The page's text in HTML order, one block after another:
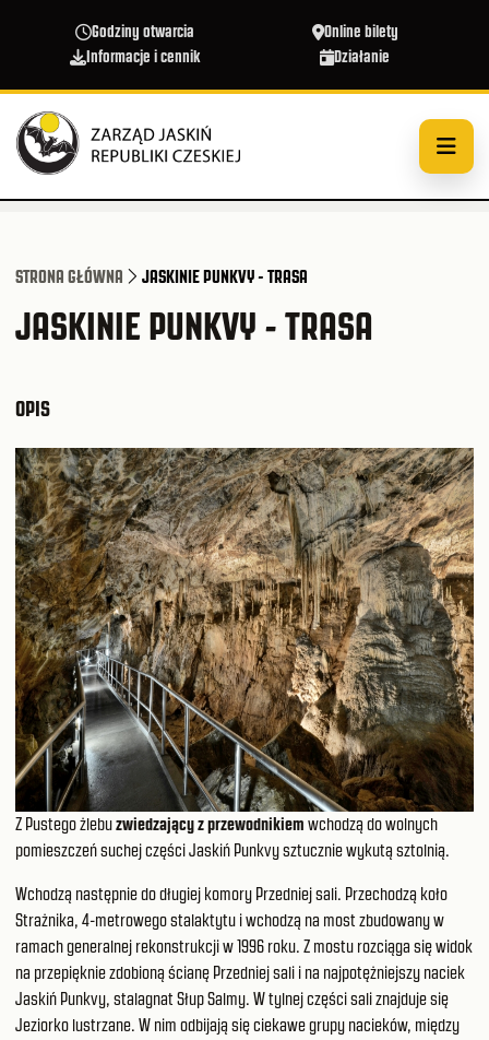
Godziny otwarcia
Online bilety
Informacje i cennik
Działanie
STRONA GŁÓWNA JASKINIE PUNKVY - TRASA
JASKINIE PUNKVY - TRASA
OPIS
Z Pustego żlebuzwiedzający z przewodnikiem wchodzą do wolnych
pomieszczeń suchej części Jaskiń Punkvy sztucznie wykutą sztolnią.
Wchodzą następnie do długiej komory Przedniej sali. Przechodzą koło
Strażnika, 4-metrowego stalaktytu i wchodzą na most zbudowany w
ramach generalnej rekonstrukcji w 1996 roku. Z mostu rozciąga się widok
na przepięknie zdobioną ścianę Przedniej sali i na najpotężniejszy naciek
Jaskiń Punkvy, stalagnat Słup Salmy. W tylnej części sali znajduje się
Jeziorko lustrzane. W nim odbijają się ciekawe grupy nacieków, między